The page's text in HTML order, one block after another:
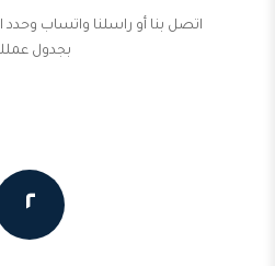
اتصل بنا أو راسلنا واتساب
بجدول
٢